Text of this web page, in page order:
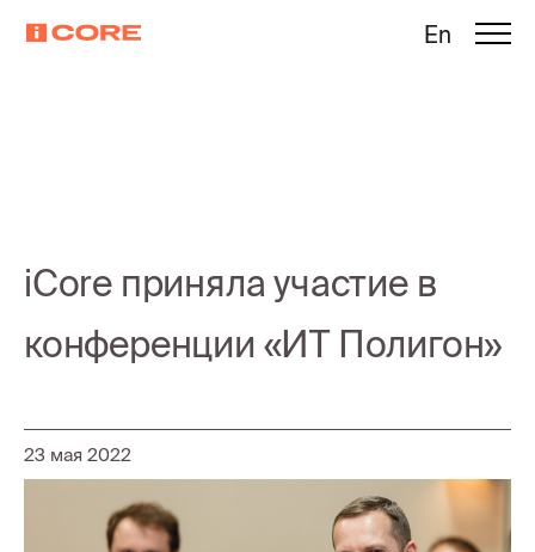
En
iCore приняла участие в
конференции «ИТ Полигон»
23 мая 2022